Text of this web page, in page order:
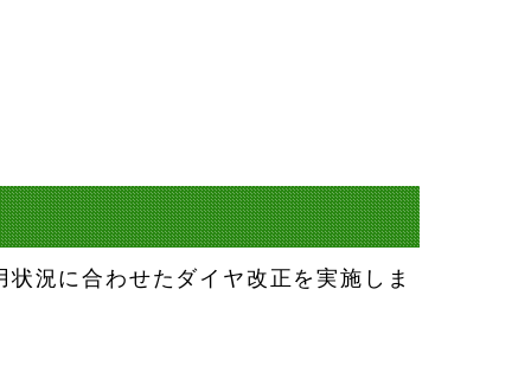
況に合わせたダイヤ改正を実施しま